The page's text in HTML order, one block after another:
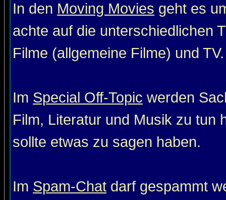
In den Moving Movies geht es
achte auf die unterschiedlichen
Filme (allgemeine Filme) und
Im Special Off-Topic werden
Film, Literatur und Musik zu tun
sollte etwas zu sagen haben.
Im Spam-Chat darf gespammt